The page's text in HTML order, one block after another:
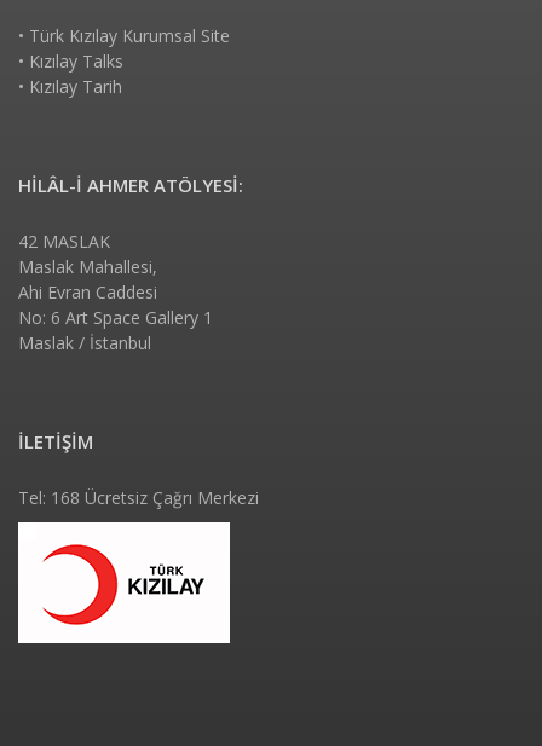
• Türk Kızılay Kurumsal Site
• Kızılay Talks
• Kızılay Tarih
HİLÂL-İ AHMER ATÖLYESİ:
42 MASLAK
Maslak Mahallesi,
Ahi Evran Caddesi
No: 6 Art Space Gallery 1
Maslak / İstanbul
İLETİŞİM
Tel: 168 Ücretsiz Çağrı Merkezi